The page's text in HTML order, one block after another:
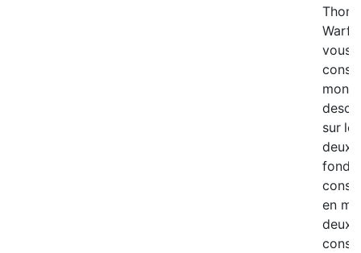
vous
sur le
deux
en
deux